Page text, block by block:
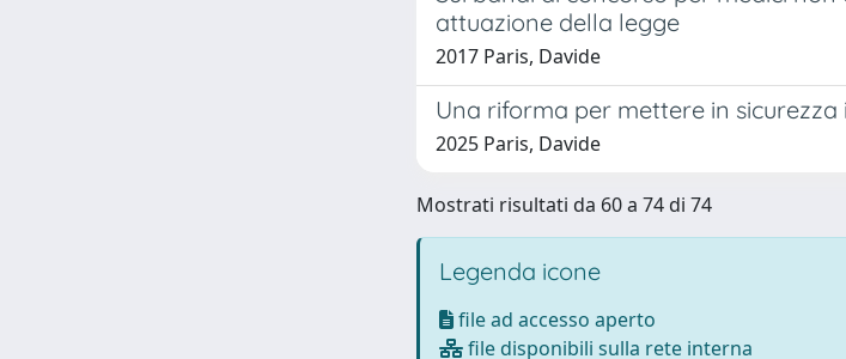
attuazione della legge
2017 Paris, Davide
Una riforma per mettere in
2025 Paris, Davide
Mostrati risultati da 60 a 74 di 74
Legenda icone
file ad accesso aperto
file disponibili sulla rete interna